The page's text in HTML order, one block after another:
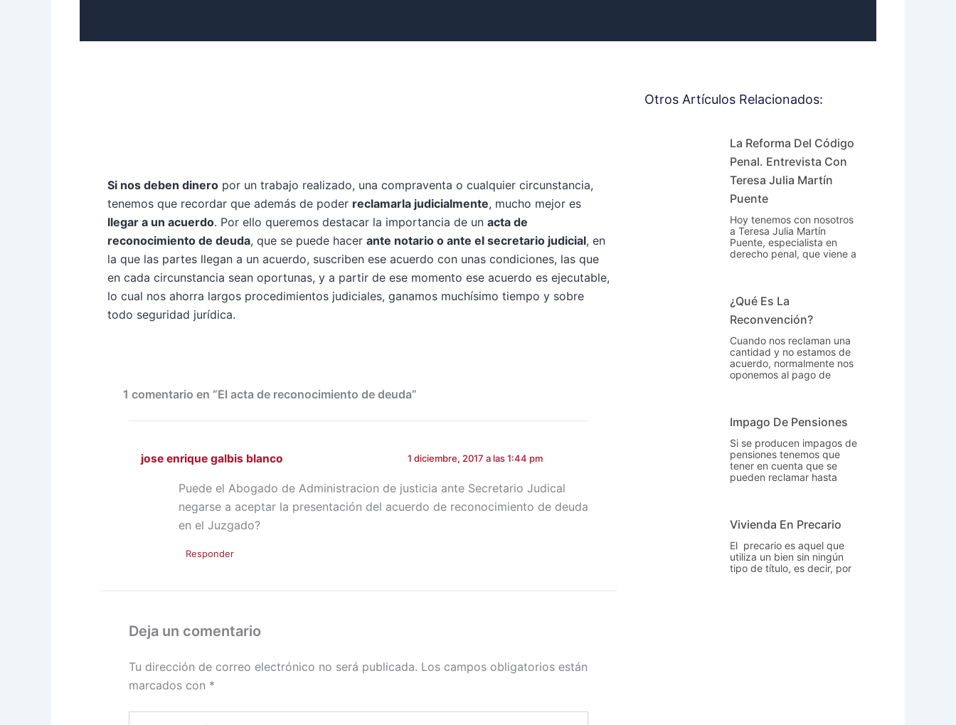
Si nos deben dinero por un trabajo realizado, una compraventa o cualquier circunstancia,
tenemos que recordar que además de poder reclamarla judicialmente, mucho mejor es
llegar a un acuerdo. Por ello queremos destacar la importancia de un acta de
reconocimiento de deuda, que se puede hacer ante notario o ante el secretario judicial, en
la que las partes llegan a un acuerdo, suscriben ese acuerdo con unas condiciones, las que
en cada circunstancia sean oportunas, y a partir de ese momento ese acuerdo es ejecutable,
lo cual nos ahorra largos procedimientos judiciales, ganamos muchísimo tiempo y sobre
todo seguridad jurídica.
1 comentario en “El acta de reconocimiento de deuda”
jose enrique galbis blanco 1 diciembre, 2017 a las 1:44 pm
Puede el Abogado de Administracion de justicia ante Secretario Judical
negarse a aceptar la presentación del acuerdo de reconocimiento de deuda
en el Juzgado?
Responder
Deja un comentario
Tu dirección de correo electrónico no será publicada. Los campos obligatorios están
marcados con *
Otros Artículos Relacionados:
La Reforma Del Código
Penal. Entrevista Con
Teresa Julia Martín
Puente
Hoy tenemos con nosotros
a Teresa Julia Martín
Puente, especialista en
derecho penal, que viene a
¿Qué Es La
Reconvención?
Cuando nos reclaman una
cantidad y no estamos de
acuerdo, normalmente nos
oponemos al pago de
Impago De Pensiones
Si se producen impagos de
pensiones tenemos que
tener en cuenta que se
pueden reclamar hasta
Vivienda En Precario
El precario es aquel que
utiliza un bien sin ningún
tipo de título, es decir, por